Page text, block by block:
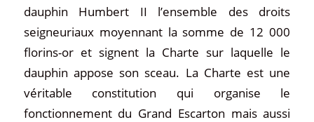
dauphin Humbert II l’ensemble des droits
seigneuriaux moyennant la somme de 12 000
florins-or et signent la Charte sur laquelle le
dauphin appose son sceau. La Charte est une
véritable constitution qui organise le
fonctionnement du Grand Escarton mais aussi